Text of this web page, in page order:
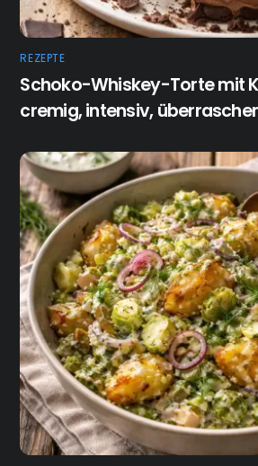
REZEPTE
Schoko-Whiskey-Torte mit
cremig, intensiv,